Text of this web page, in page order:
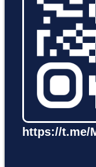
https://t.me/